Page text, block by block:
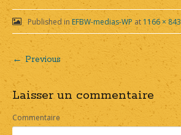
Published inEFBW-medias-WP at 1166 × 843
Post
navigation
← Previous
Laisser un commentaire
Commentaire